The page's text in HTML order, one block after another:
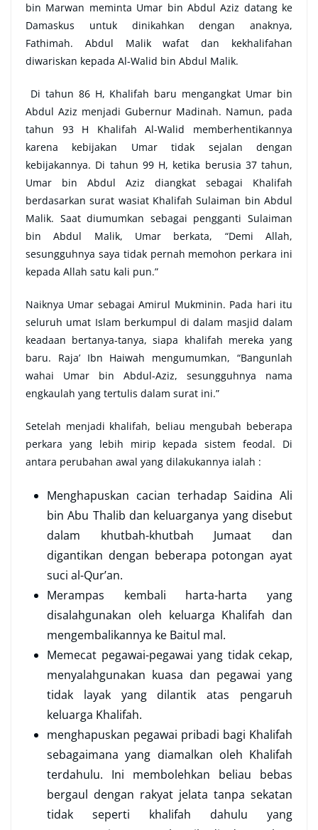
bin Marwan meminta Umar bin Abdul Aziz datang ke
Damaskus untuk dinikahkan dengan anaknya,
Fathimah. Abdul Malik wafat dan kekhalifahan
diwariskan kepada Al-Walid bin Abdul Malik.
Di tahun 86 H, Khalifah baru mengangkat Umar bin
Abdul Aziz menjadi Gubernur Madinah. Namun, pada
tahun 93 H Khalifah Al-Walid memberhentikannya
karena kebijakan Umar tidak sejalan dengan
kebijakannya. Di tahun 99 H, ketika berusia 37 tahun,
Umar bin Abdul Aziz diangkat sebagai Khalifah
berdasarkan surat wasiat Khalifah Sulaiman bin Abdul
Malik. Saat diumumkan sebagai pengganti Sulaiman
bin Abdul Malik, Umar berkata, “Demi Allah,
sesungguhnya saya tidak pernah memohon perkara ini
kepada Allah satu kali pun.”
Naiknya Umar sebagai Amirul Mukminin. Pada hari itu
seluruh umat Islam berkumpul di dalam masjid dalam
keadaan bertanya-tanya, siapa khalifah mereka yang
baru. Raja’ Ibn Haiwah mengumumkan, “Bangunlah
wahai Umar bin Abdul-Aziz, sesungguhnya nama
engkaulah yang tertulis dalam surat ini.”
Setelah menjadi khalifah, beliau mengubah beberapa
perkara yang lebih mirip kepada sistem feodal. Di
antara perubahan awal yang dilakukannya ialah :
Menghapuskan cacian terhadap Saidina Ali
bin Abu Thalib dan keluarganya yang disebut
dalam khutbah-khutbah Jumaat dan
digantikan dengan beberapa potongan ayat
suci al-Qur’an.
Merampas kembali harta-harta yang
disalahgunakan oleh keluarga Khalifah dan
mengembalikannya ke Baitul mal.
Memecat pegawai-pegawai yang tidak cekap,
menyalahgunakan kuasa dan pegawai yang
tidak layak yang dilantik atas pengaruh
keluarga Khalifah.
menghapuskan pegawai pribadi bagi Khalifah
sebagaimana yang diamalkan oleh Khalifah
terdahulu. Ini membolehkan beliau bebas
bergaul dengan rakyat jelata tanpa sekatan
tidak seperti khalifah dahulu yang